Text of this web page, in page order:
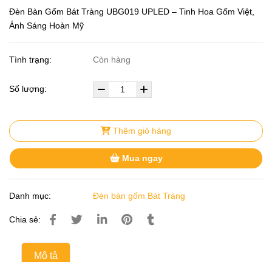
Đèn Bàn Gốm Bát Tràng UBG019 UPLED – Tinh Hoa Gốm Việt,
Ánh Sáng Hoàn Mỹ
Tình trạng: Còn hàng
Số lượng:
Thêm giỏ hàng
Mua ngay
Danh mục: Đèn bàn gốm Bát Tràng
Chia sẻ:
Mô tả